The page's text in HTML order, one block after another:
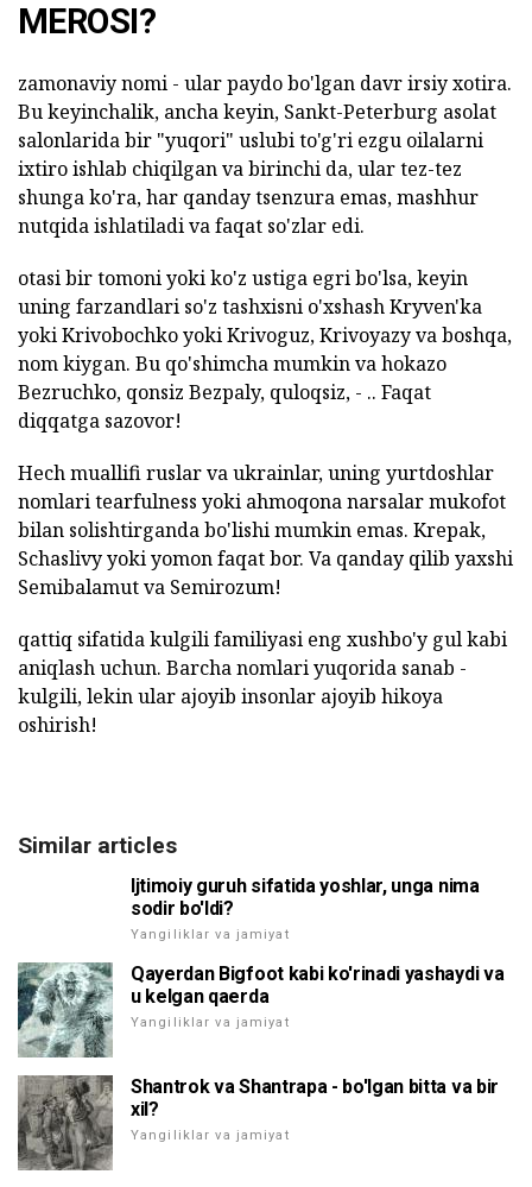
MEROSI?
zamonaviy nomi - ular paydo bo'lgan davr irsiy xotira.
Bu keyinchalik, ancha keyin, Sankt-Peterburg asolat
salonlarida bir "yuqori" uslubi to'g'ri ezgu oilalarni
ixtiro ishlab chiqilgan va birinchi da, ular tez-tez
shunga ko'ra, har qanday tsenzura emas, mashhur
nutqida ishlatiladi va faqat so'zlar edi.
otasi bir tomoni yoki ko'z ustiga egri bo'lsa, keyin
uning farzandlari so'z tashxisni o'xshash Kryven'ka
yoki Krivobochko yoki Krivoguz, Krivoyazy va boshqa,
nom kiygan. Bu qo'shimcha mumkin va hokazo
Bezruchko, qonsiz Bezpaly, quloqsiz, - .. Faqat
diqqatga sazovor!
Hech muallifi ruslar va ukrainlar, uning yurtdoshlar
nomlari tearfulness yoki ahmoqona narsalar mukofot
bilan solishtirganda bo'lishi mumkin emas. Krepak,
Schaslivy yoki yomon faqat bor. Va qanday qilib yaxshi
Semibalamut va Semirozum!
qattiq sifatida kulgili familiyasi eng xushbo'y gul kabi
aniqlash uchun. Barcha nomlari yuqorida sanab -
kulgili, lekin ular ajoyib insonlar ajoyib hikoya
oshirish!
Similar articles
Ijtimoiy guruh sifatida yoshlar, unga nima
sodir bo'ldi?
Yangiliklar va jamiyat
Qayerdan Bigfoot kabi ko'rinadi yashaydi va
u kelgan qaerda
Yangiliklar va jamiyat
Shantrok va Shantrapa - bo'lgan bitta va bir
xil?
Yangiliklar va jamiyat